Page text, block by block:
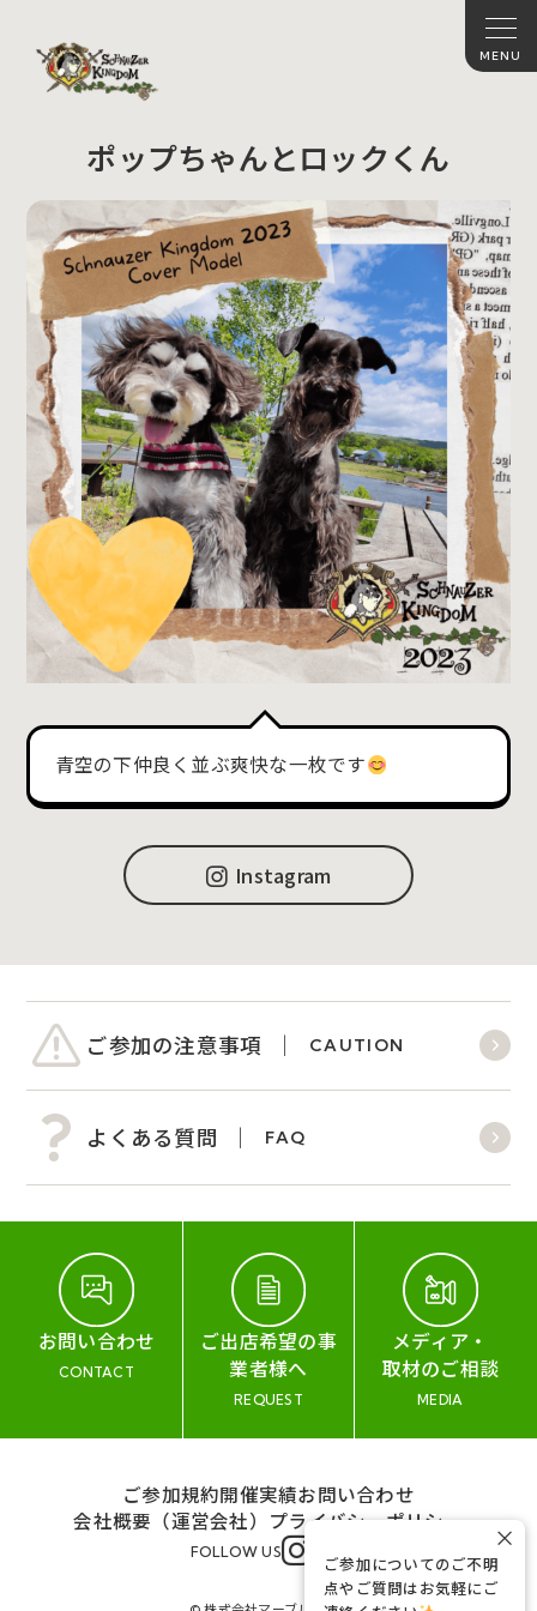
ポップちゃんとロックくん
青空の下仲良く並ぶ爽快な一枚です
Instagram
ご参加の注意事項 CAUTION
よくある質問 FAQ
お問い合わせ
CONTACT
ご出店希望の事
業者様へ
REQUEST
メディア・
取材のご相談
MEDIA
ご参加規約開催実績お問い合わせ
会社概要（運営会社） プライバシーポリシー
FOLLOW US
ご参加についてのご不明
点やご質問はお気軽にご
×